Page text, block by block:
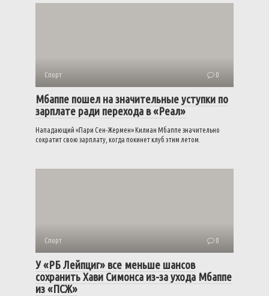
Спорт 0
Мбаппе пошел на значительные уступки по
зарплате ради перехода в «Реал»
Нападающий «Пари Сен-Жермен» Килиан Мбаппе значительно
сократит свою зарплату, когда покинет клуб этим летом.
Спорт 0
У «РБ Лейпциг» все меньше шансов
сохранить Хави Симонса из-за ухода Мбаппе
из «ПСЖ»